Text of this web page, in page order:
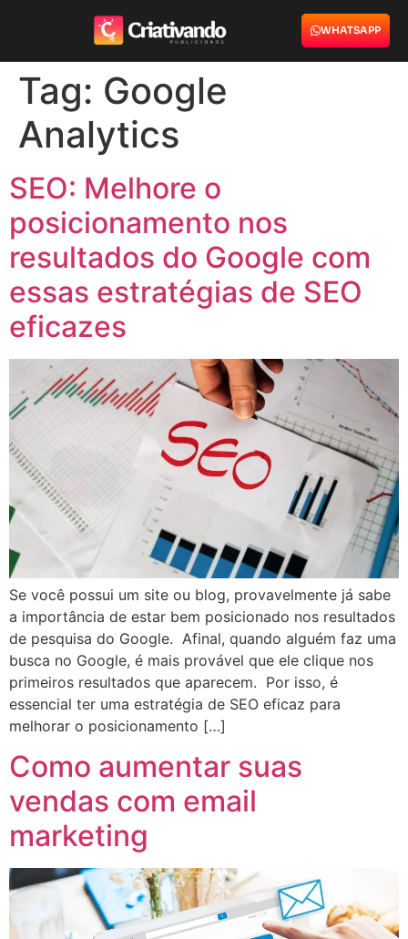
WHATSAPP
Tag: Google
Analytics
SEO: Melhore o
posicionamento nos
resultados do Google com
essas estratégias de SEO
eficazes
Se você possui um site ou blog, provavelmente já sabe
a importância de estar bem posicionado nos resultados
de pesquisa do Google. Afinal, quando alguém faz uma
busca no Google, é mais provável que ele clique nos
primeiros resultados que aparecem. Por isso, é
essencial ter uma estratégia de SEO eficaz para
melhorar o posicionamento […]
Como aumentar suas
vendas com email
marketing